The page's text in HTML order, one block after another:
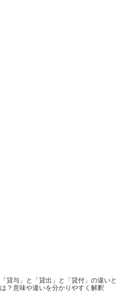
「貸与」と「貸出」と「貸付」の違いと
は？意味や違いを分かりやすく解釈